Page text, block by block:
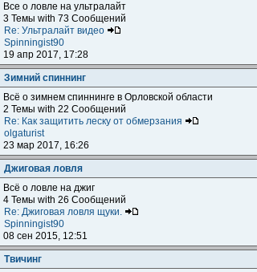
Все о ловле на ультралайт
3 Темы with 73 Сообщений
Re: Ультралайт видео
Spinningist90
19 апр 2017, 17:28
Зимний спиннинг
Всё о зимнем спиннинге в Орловской области
2 Темы with 22 Сообщений
Re: Как защитить леску от обмерзания
olgaturist
23 мар 2017, 16:26
Джиговая ловля
Всё о ловле на джиг
4 Темы with 26 Сообщений
Re: Джиговая ловля щуки.
Spinningist90
08 сен 2015, 12:51
Твичинг